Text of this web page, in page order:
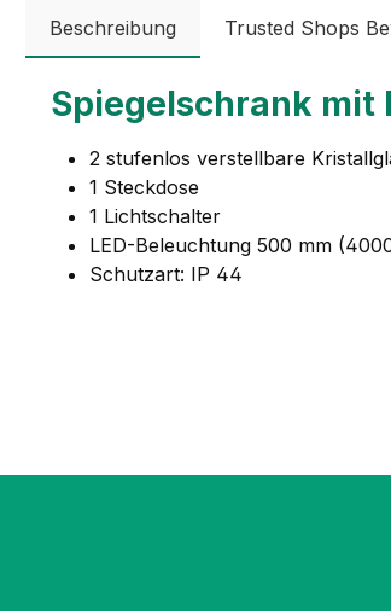
Beschreibung Trusted Shops
Spiegelschrank mit
2 stufenlos verstellbare
1 Steckdose
1 Lichtschalter
LED-Beleuchtung 500 mm
Schutzart: IP 44